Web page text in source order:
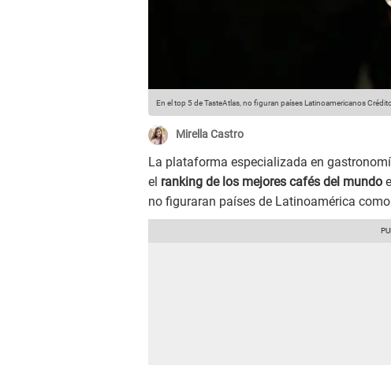
En el top 5 de TasteAtlas, no figuran países Latinoamericanos
Mirella Castro
La plataforma especializada en
el ranking de los mejores cafés del mundo
no figuraran países de Latinoamérica